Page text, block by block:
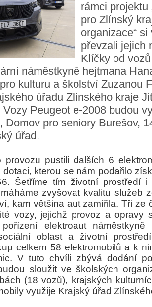
rámci projektu
pro Zlínský
organizace“
převzali jejich
Klíčky od
náměstkyně hejtmana
kulturu a školství Zuzanou
úřadu Zlínského kraje
Vozy Peugeot e-2008 budou
Domov pro seniory Burešov,
úřad.
provozu pustili dalších 6
kterou se nám podařilo
Šetříme tím životní prostředí i
zvyšovat kvalitu služeb
kam většina aut zamířila. Tři ze
vozy, jejichž provoz a opravy
pořízení elektroaut náměstkyně
oblast a životní
celkem 58 elektromobilů a k
V tuto chvíli zbývá dodání
sloužit ve školských
(18 vozů), krajských
využije Krajský úřad